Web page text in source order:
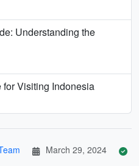
Understanding the
Visiting Indonesia
March 29, 2024